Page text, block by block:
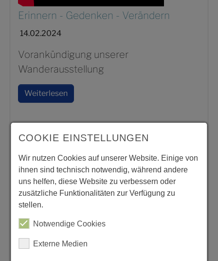
Erinnern - Gedenken - Verändern
14.02.2024
Vorankündigung unserer
Wanderausstellung
Weiterlesen
COOKIE EINSTELLUNGEN
Wir nutzen Cookies auf unserer Website. Einige von
ihnen sind technisch notwendig, während andere
uns helfen, diese Website zu verbessern oder
zusätzliche Funktionalitäten zur Verfügung zu
stellen.
Notwendige Cookies
Externe Medien